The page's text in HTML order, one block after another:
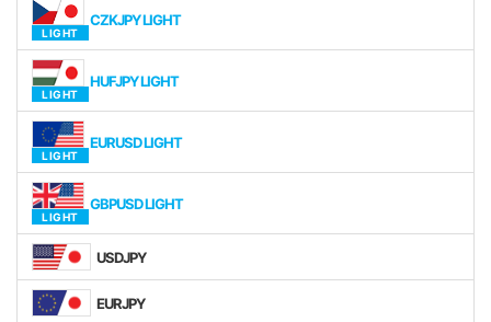
CZKJPY LIGHT
HUFJPY LIGHT
EURUSD LIGHT
GBPUSD LIGHT
USDJPY
EURJPY